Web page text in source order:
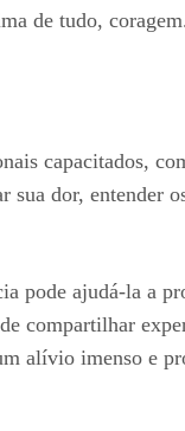
de tudo,
capacitados,
dor, entender
pode ajudá-la a
compartilhar
alívio imenso e